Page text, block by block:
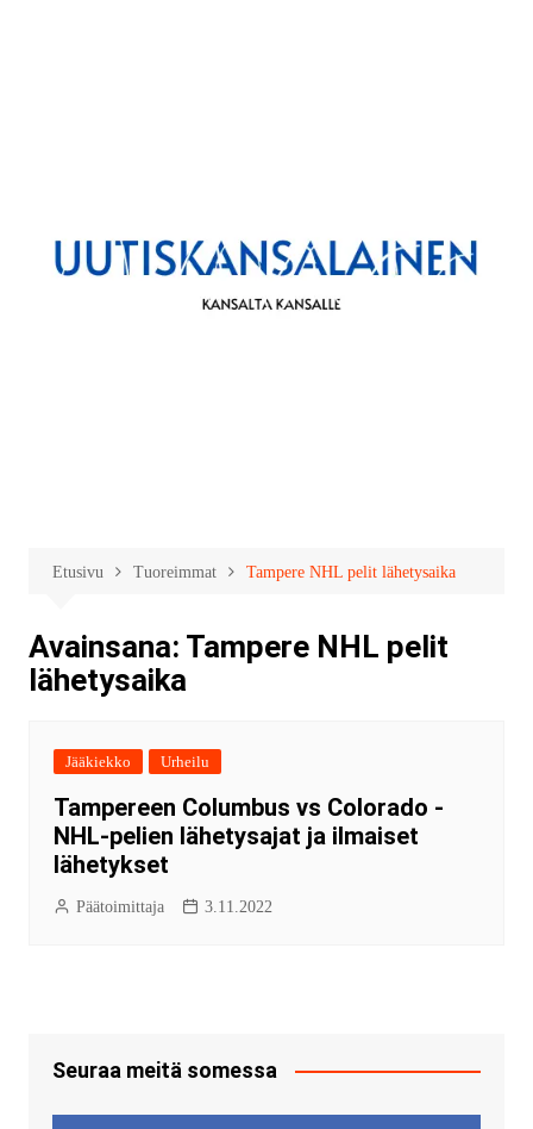
Etusivu Tuoreimmat Tampere NHL pelit lähetysaika
Avainsana: Tampere NHL pelit
lähetysaika
Jääkiekko Urheilu
Tampereen Columbus vs Colorado -
NHL-pelien lähetysajat ja ilmaiset
lähetykset
Päätoimittaja 3.11.2022
Seuraa meitä somessa